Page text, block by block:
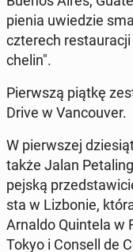
pie­nia uwie­dzie
czte­rech
che­lin".
Pierw­szą piątkę
Drive w Van­co­uver.
W pierw­szej
także Jalan
pej­ską
sta w Li­zbo­nie,
Arnaldo Qu­in­te­la w
Tokyo i Consell de